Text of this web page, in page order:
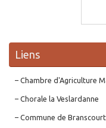
Liens
– Chambre d'Agriculture
– Chorale la Veslardanne
– Commune de Branscourt